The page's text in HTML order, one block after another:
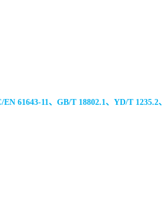
EN 61643-11、GB/T 18802.1、YD/T